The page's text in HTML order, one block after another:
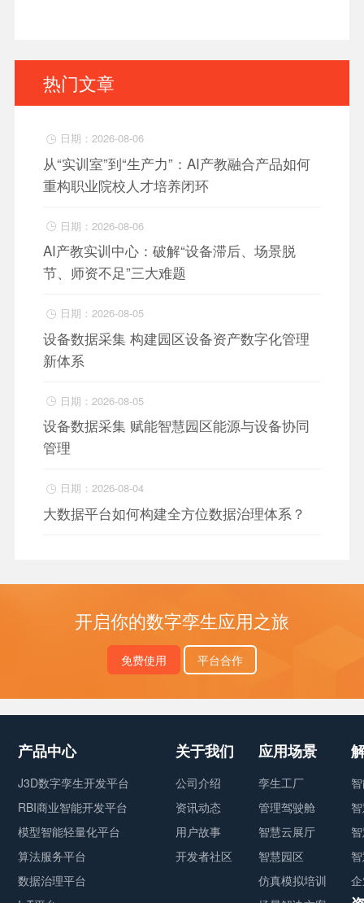
热门文章
 日期：2026-08-06
从“实训室”到“生产力”：AI产教融合产品如何
重构职业院校人才培养闭环
 日期：2026-08-06
AI产教实训中心：破解“设备滞后、场景脱
节、师资不足”三大难题
 日期：2026-08-05
设备数据采集 构建园区设备资产数字化管理
新体系
 日期：2026-08-05
设备数据采集 赋能智慧园区能源与设备协同
管理
 日期：2026-08-04
大数据平台如何构建全方位数据治理体系？
开启你的数字孪生应用之旅
免费使用 平台合作
产品中心
J3D数字孪生开发平台
RBI商业智能开发平台
模型智能轻量化平台
算法服务平台
数据治理平台
关于我们
公司介绍
资讯动态
用户故事
开发者社区
应用场景
孪生工厂
管理驾驶舱
智慧云展厅
智慧园区
仿真模拟培训